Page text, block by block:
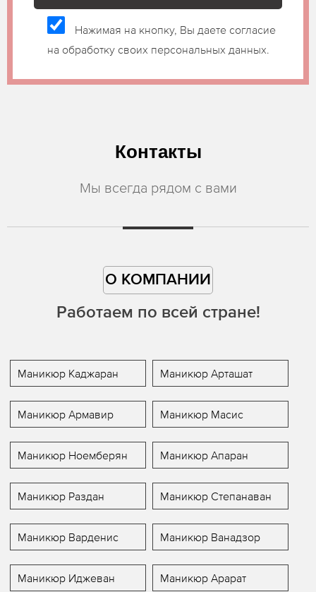
Нажимая на кнопку, Вы даете согласие
на обработку своих персональных данных.
Контакты
Мы всегда рядом с вами
О КОМПАНИИ
Работаем по всей стране!
Маникюр Каджаран Маникюр Арташат
Маникюр Армавир Маникюр Масис
Маникюр Ноемберян Маникюр Апаран
Маникюр Раздан Маникюр Степанаван
Маникюр Варденис Маникюр Ванадзор
Маникюр Иджеван Маникюр Арарат